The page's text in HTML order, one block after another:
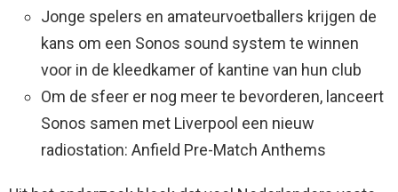
Jonge spelers en amateurvoetballers krijgen de
kans om een Sonos sound system te winnen
voor in de kleedkamer of kantine van hun club
Om de sfeer er nog meer te bevorderen, lanceert
Sonos samen met Liverpool een nieuw
radiostation: Anfield Pre-Match Anthems